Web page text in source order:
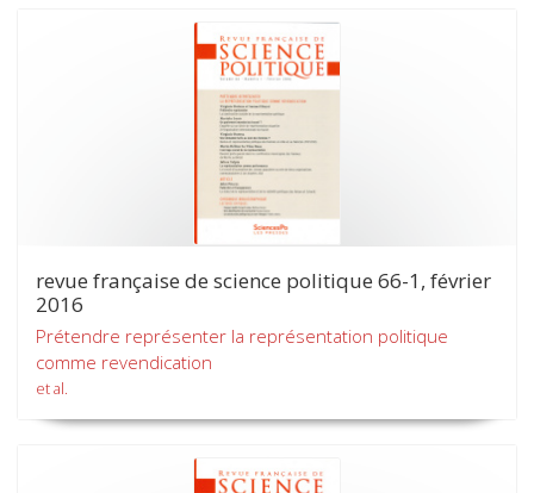
revue française de science politique 66-1, février
2016
Prétendre représenter la représentation politique
comme revendication
et al.